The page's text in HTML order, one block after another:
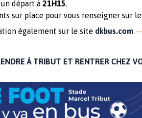
départ à 21H15.
sur place pour vous renseigner sur
également sur le site dkbus.com
À TRIBUT ET RENTRER CHEZ